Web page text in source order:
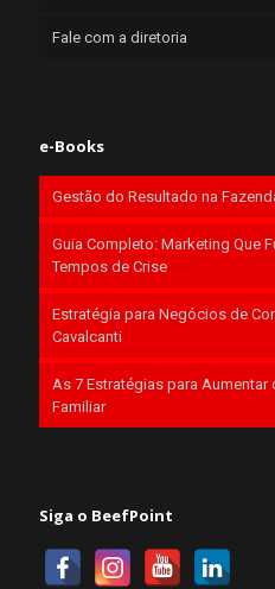
Fale com a diretoria
e-Books
Gestão do Resultado na
Guia Completo: Marketing Que
Tempos de Crise
Estratégia para Negócios de
Cavalcanti
As 7 Estratégias para Aumentar
Familiar
Siga o BeefPoint